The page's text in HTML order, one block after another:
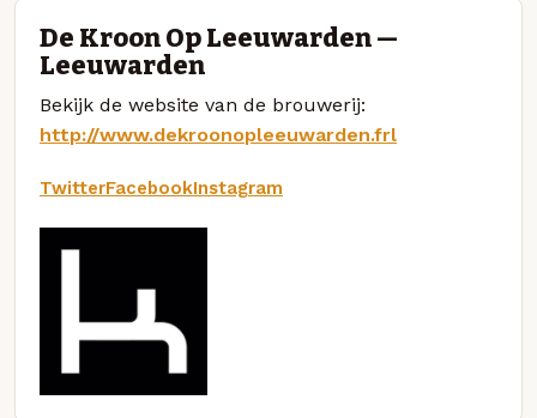
De Kroon Op Leeuwarden —
Leeuwarden
Bekijk de website van de brouwerij:
http://www.dekroonopleeuwarden.frl
TwitterFacebookInstagram